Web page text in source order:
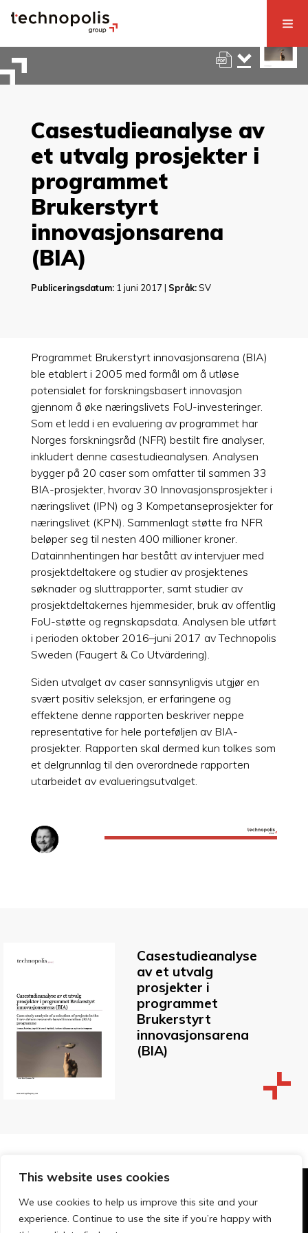
This website uses cookies
We use cookies to help us improve this site and your
experience. Continue to use the site if you’re happy with
Casestudieanalyse av
et utvalg prosjekter i
programmet
Brukerstyrt
innovasjonsarena
(BIA)
Publiceringsdatum:1 juni 2017 | Språk:SV
Programmet Brukerstyrt innovasjonsarena (BIA)
ble etablert i 2005 med formål om å utløse
potensialet for forskningsbasert innovasjon
gjennom å øke næringslivets FoU-investeringer.
Som et ledd i en evaluering av programmet har
Norges forskningsråd (NFR) bestilt fire analyser,
inkludert denne casestudieanalysen. Analysen
bygger på 20 caser som omfatter til sammen 33
BIA-prosjekter, hvorav 30 Innovasjonsprosjekter i
næringslivet (IPN) og 3 Kompetanseprosjekter for
næringslivet (KPN). Sammenlagt støtte fra NFR
beløper seg til nesten 400 millioner kroner.
Datainnhentingen har bestått av intervjuer med
prosjektdeltakere og studier av prosjektenes
søknader og sluttrapporter, samt studier av
prosjektdeltakernes hjemmesider, bruk av offentlig
FoU-støtte og regnskapsdata. Analysen ble utført
i perioden oktober 2016–juni 2017 av Technopolis
Sweden (Faugert & Co Utvärdering).
Siden utvalget av caser sannsynligvis utgjør en
svært positiv seleksjon, er erfaringene og
effektene denne rapporten beskriver neppe
representative for hele porteføljen av BIA-
prosjekter. Rapporten skal dermed kun tolkes som
et delgrunnlag til den overordnede rapporten
utarbeidet av evalueringsutvalget.
Casestudieanalyse
av et utvalg
prosjekter i
programmet
Brukerstyrt
innovasjonsarena
(BIA)
© Technopolis Group 2026.
Technopolis Group LTD is registered in the UK,